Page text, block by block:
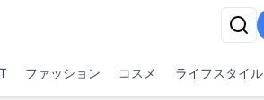
ファッション コスメ ライフスタイル